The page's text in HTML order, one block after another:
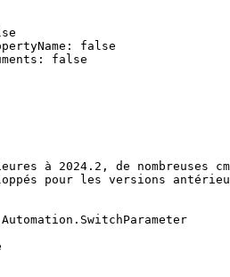
à 2024.2, de nombreuses
pour les versions